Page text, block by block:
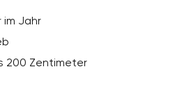
im Jahr
200 Zentimeter